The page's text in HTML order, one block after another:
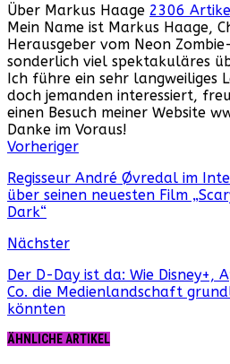
Über Markus Haage 2306
Mein Name ist Markus Haage,
Herausgeber vom Neon
sonderlich viel spektakuläres
Ich führe ein sehr langweiliges
doch jemanden interessiert,
einen Besuch meiner Website
Danke im Voraus!
Webseite
Facebook
Instagram
YouTube
Vorheriger
Regisseur André Øvredal im
über seinen neuesten Film
Dark“
Nächster
Der D-Day ist da: Wie Disney+,
Co. die Medienlandschaft
könnten
ÄHNLICHE ARTIKEL